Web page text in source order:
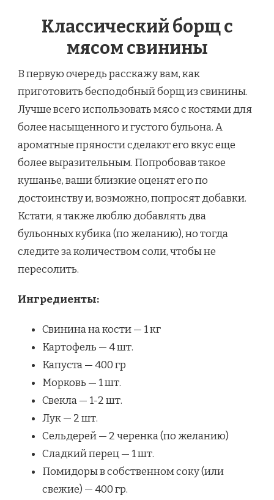
Классический борщ с
мясом свинины
В первую очередь расскажу вам, как
приготовить бесподобный борщ из свинины.
Лучше всего использовать мясо с костями для
более насыщенного и густого бульона. А
ароматные пряности сделают его вкус еще
более выразительным. Попробовав такое
кушанье, ваши близкие оценят его по
достоинству и, возможно, попросят добавки.
Кстати, я также люблю добавлять два
бульонных кубика (по желанию), но тогда
следите за количеством соли, чтобы не
пересолить.
Ингредиенты:
Свинина на кости — 1 кг
Картофель — 4 шт.
Капуста — 400 гр
Морковь — 1 шт.
Свекла — 1-2 шт.
Лук — 2 шт.
Сельдерей — 2 черенка (по желанию)
Сладкий перец — 1 шт.
Помидоры в собственном соку (или
свежие) — 400 гр.